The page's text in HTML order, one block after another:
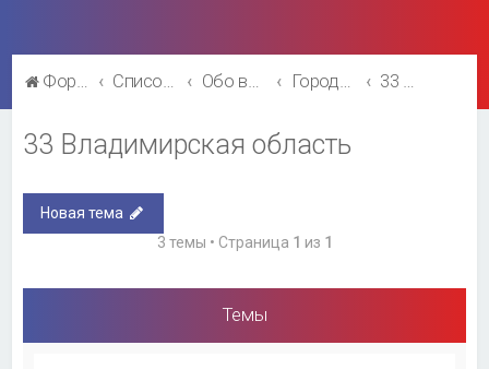
Форум Рено Список форумов Обо всём остальном Города и регионы. 33 Владимирская область
33 Владимирская область
Новая тема
3 темы • Страница 1 из 1
Темы